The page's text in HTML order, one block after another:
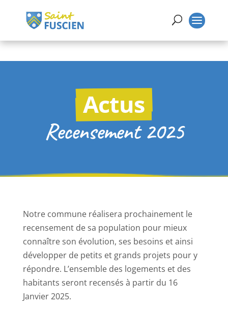
Actus
Recensement 2025
Notre commune réalisera prochainement le
recensement de sa population pour mieux
connaître son évolution, ses besoins et ainsi
développer de petits et grands projets pour y
répondre. L’ensemble des logements et des
habitants seront recensés à partir du 16
Janvier 2025.